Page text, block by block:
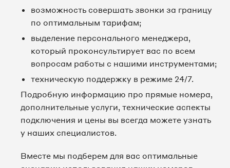
8 495 067-79-33
8 495 067-79-35
8 495 067-79-38
8 495 067-79-39
возможность совершать звонки за границу
по оптимальным тарифам;
выделение персонального менеджера,
который проконсультирует вас по всем
вопросам работы с нашими инструментами;
техническую поддержку в режиме 24/7.
Подробную информацию про прямые номера,
дополнительные услуги, технические аспекты
подключения и цены вы всегда можете узнать
у наших специалистов.
Вместе мы подберем для вас оптимальные